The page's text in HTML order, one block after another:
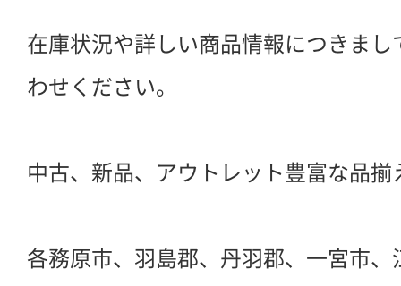
在庫状況や詳しい商品情報につきま
わせください。
中古、新品、アウトレット豊富な品揃
各務原市、羽島郡、丹羽郡、一宮市